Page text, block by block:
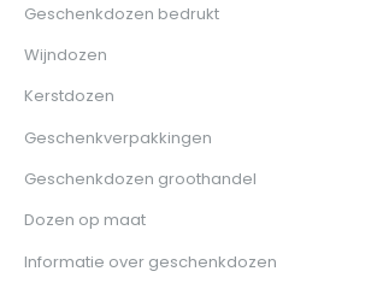
Geschenkdozen bedrukt
Wijndozen
Kerstdozen
Geschenkverpakkingen
Geschenkdozen groothandel
Dozen op maat
Informatie over geschenkdozen